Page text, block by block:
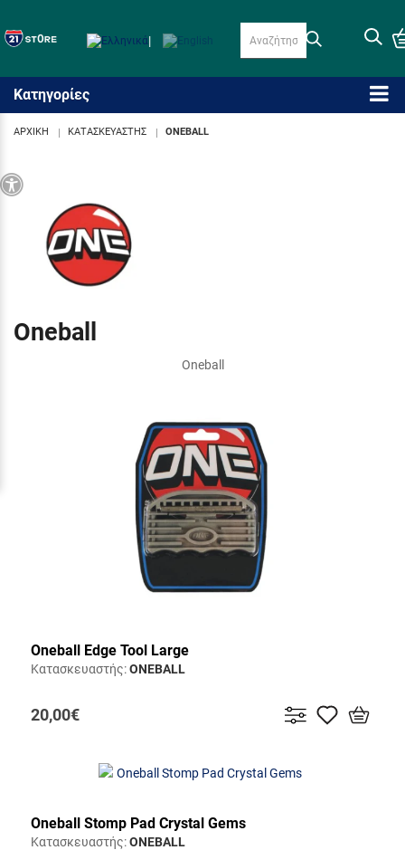
|
Κατηγορίες
ΑΡΧΙΚΗ ΚΑΤΑΣΚΕΥΑΣΤΗΣ ONEBALL
Oneball
Oneball
Oneball Edge Tool Large
Κατασκευαστής:ONEBALL
20,00€
Oneball Stomp Pad Crystal Gems
Κατασκευαστής:ONEBALL
Προσβασιμότητα